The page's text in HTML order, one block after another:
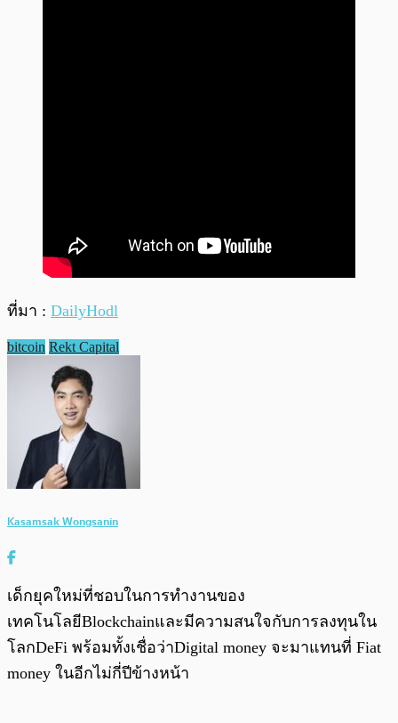
ที่มา : DailyHodl
bitcoin Rekt Capital
Kasamsak Wongsanin
เด็กยุคใหม่ที่ชอบในการทำงานของ
เทคโนโลยีBlockchainและมีความสนใจกับการลงทุนใน
โลกDeFi พร้อมทั้งเชื่อว่าDigital money จะมาแทนที่ Fiat
money ในอีกไม่กี่ปีข้างหน้า